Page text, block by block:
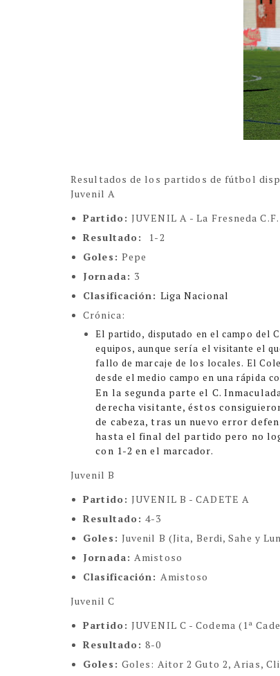
Resultados de los partidos de fútbol
Juvenil A
Partido:JUVENIL A - La Fresneda C.F.
Resultado: 1-2
Goles: Pepe
Jornada: 3
Clasificación: Liga Nacional
Crónica:
El partido, disputado en el campo del
equipos, aunque sería el visitante el
fallo de marcaje de los locales. El
desde el medio campo en una rápida
En la segunda parte el C.
derecha visitante, éstos
de cabeza, tras un nuevo error
hasta el final del partido pero no
con 1-2 en el marcador.
Juvenil B
Partido:JUVENIL B - CADETE A
Resultado:4-3
Goles: Juvenil B (Jita, Berdi, Sahe y
Jornada:Amistoso
Clasificación: Amistoso
Juvenil C
Partido:JUVENIL C - Codema (1ª
Resultado:8-0
Goles: Goles: Aitor 2 Guto 2, Arias,